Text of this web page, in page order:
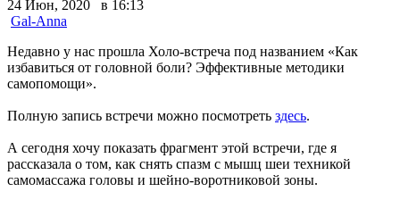
24 Июн, 2020 в 16:13
Gal-Anna
Недавно у нас прошла Холо-встреча под названием «Как
избавиться от головной боли? Эффективные методики
самопомощи».
Полную запись встречи можно посмотреть здесь.
А сегодня хочу показать фрагмент этой встречи, где я
рассказала о том, как снять спазм с мышц шеи техникой
самомассажа головы и шейно-воротниковой зоны.